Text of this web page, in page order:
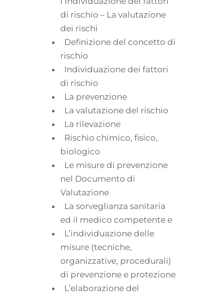
di rischio – La valutazione
dei rischi
Definizione del concetto di
rischio
Individuazione dei fattori
di rischio
La prevenzione
La valutazione del rischio
La rilevazione
Rischio chimico, fisico,
biologico
Le misure di prevenzione
nel Documento di
Valutazione
La sorveglianza sanitaria
ed il medico competente e
L’individuazione delle
misure (tecniche,
organizzative, procedurali)
di prevenzione e protezione
L’elaborazione del